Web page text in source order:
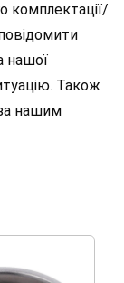
комплектації/
нашої
Також
нашим